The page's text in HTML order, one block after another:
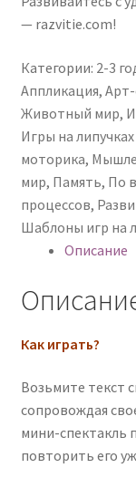
— razvitie.com!
Категории: 2-3
Аппликация, Арт-
Животный мир,
Игры на
моторика,
мир, Память, По
процессов,
Шаблоны игр на
Описание
Как играть?
Возьмите текст
сопровождая
мини-спектакль
повторить его